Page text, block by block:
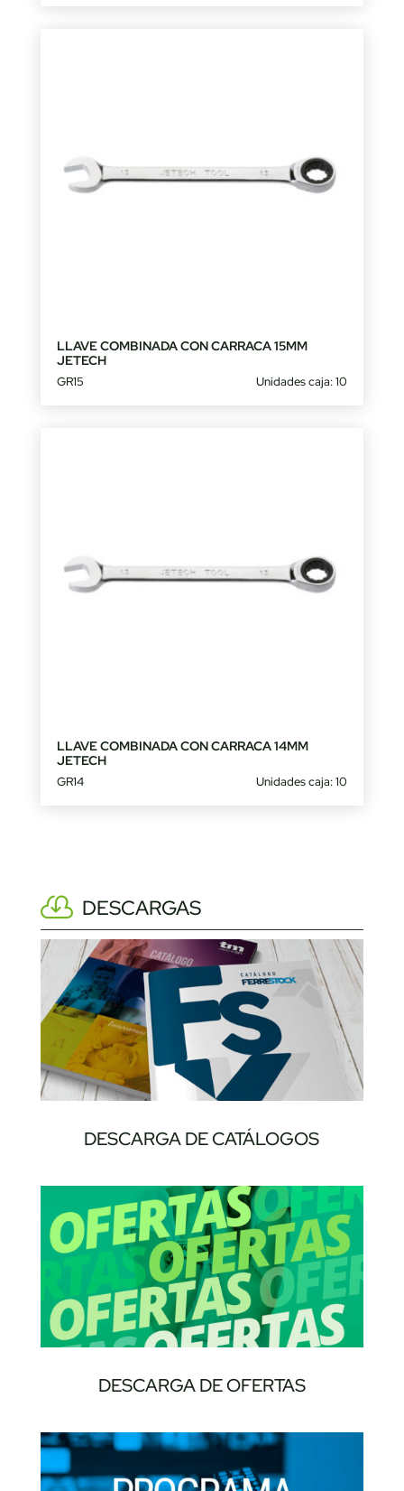
LLAVE COMBINADA CON CARRACA 15MM
JETECH
GR15 Unidades caja: 10
LLAVE COMBINADA CON CARRACA 14MM
JETECH
GR14 Unidades caja: 10
DESCARGAS
DESCARGA DE CATÁLOGOS
DESCARGA DE OFERTAS